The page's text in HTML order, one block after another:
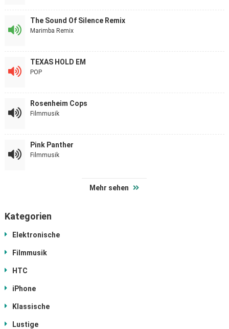
The Sound Of Silence Remix
Marimba Remix
TEXAS HOLD EM
POP
Rosenheim Cops
Filmmusik
Pink Panther
Filmmusik
Mehr sehen
Kategorien
Elektronische
Filmmusik
HTC
iPhone
Klassische
Lustige